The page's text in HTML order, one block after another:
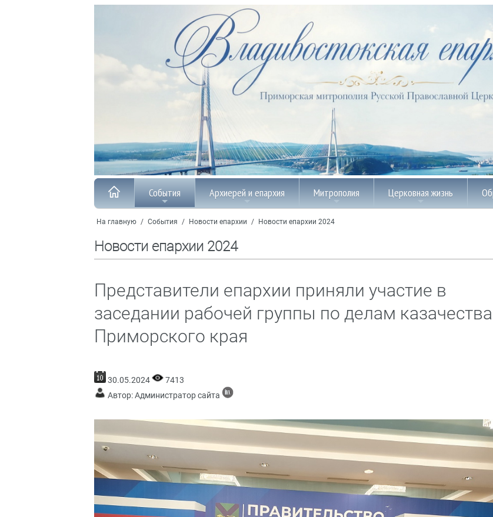
События Архиерей и епархия Митрополия Церковная жизнь
На главную / События / Новости епархии / Новости епархии 2024
Новости епархии 2024
Представители епархии приняли участие в
заседании рабочей группы по делам казачества
Приморского края
30.05.2024
7413
Автор: Администратор сайта